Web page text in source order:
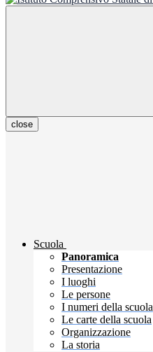
close
Scuola
Panoramica
Presentazione
I luoghi
Le persone
I numeri della scuola
Le carte della scuola
Organizzazione
La storia